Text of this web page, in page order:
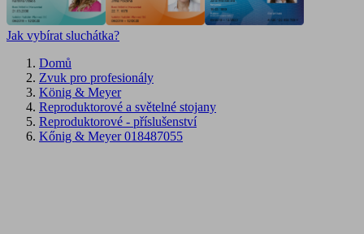
Jak vybírat sluchátka?
Domů
Zvuk pro profesionály
König & Meyer
Reproduktorové a světelné stojany
Reproduktorové - příslušenství
Kőnig & Meyer 018487055